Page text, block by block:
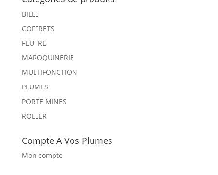
BILLE
COFFRETS
FEUTRE
MAROQUINERIE
MULTIFONCTION
PLUMES
PORTE MINES
ROLLER
Compte A Vos Plumes
Mon compte